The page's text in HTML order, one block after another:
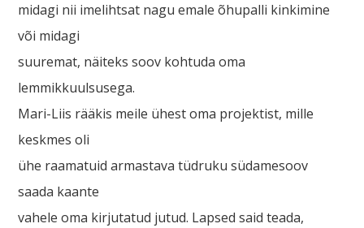
midagi nii imelihtsat nagu emale õhupalli kinkimine
või midagi
suuremat, näiteks soov kohtuda oma
lemmikkuulsusega.
Mari-Liis rääkis meile ühest oma projektist, mille
keskmes oli
ühe raamatuid armastava tüdruku südamesoov
saada kaante
vahele oma kirjutatud jutud. Lapsed said teada,